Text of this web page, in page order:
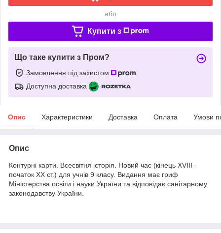
або
Купити з
Що таке купити з Пром?
Замовлення під захистом
Доступна доставка
Опис Характеристики Доставка Оплата Умови
Опис
Контурні карти. Всесвітня історія. Новий час (кінець XVIII -
початок XX ст.) для учнів 9 класу. Видання має гриф
Міністерства освіти і науки України та відповідає санітарному
законодавству України.